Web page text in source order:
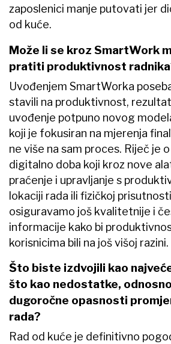
zaposlenici manje putovati jer
od kuće.
Može li se kroz SmartWork
pratiti produktivnost
Uvođenjem SmartWorka
stavili na produktivnost,
uvođenje potpuno novog
koji je fokusiran na mjerenja
ne više na sam proces. Riječ je
digitalno doba koji kroz nove
praćenje i upravljanje s
lokaciji rada ili fizičkoj
osiguravamo još kvalitetnije i
informacije kako bi
korisnicima bili na još višoj razini.
Što biste izdvojili kao
što kao nedostatke,
dugoročne opasnosti
rada?
Rad od kuće je definitivno